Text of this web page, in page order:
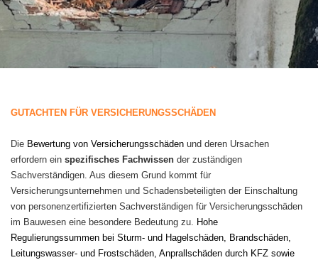
GUTACHTEN FÜR VERSICHERUNGSSCHÄDEN
Die Bewertung von Versicherungsschäden und deren Ursachen
erfordern ein spezifisches Fachwissen der zuständigen
Sachverständigen. Aus diesem Grund kommt für
Versicherungsunternehmen und Schadensbeteiligten der Einschaltung
von personenzertifizierten Sachverständigen für Versicherungsschäden
im Bauwesen eine besondere Bedeutung zu. Hohe
Regulierungssummen bei Sturm- und Hagelschäden, Brandschäden,
Leitungswasser- und Frostschäden, Anprallschäden durch KFZ sowie